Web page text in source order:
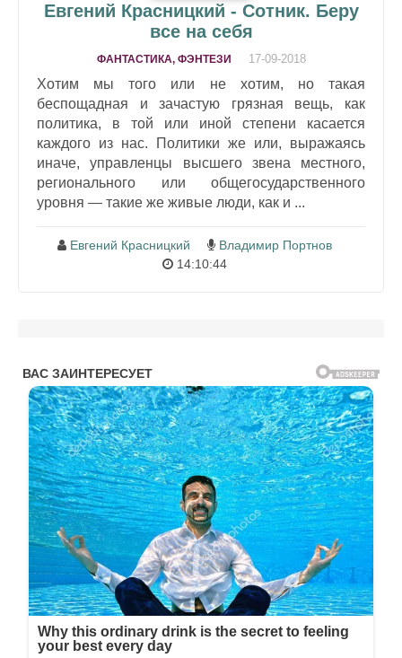
Евгений Красницкий - Сотник. Беру
все на себя
ФАНТАСТИКА, ФЭНТЕЗИ 17-09-2018
Хотим мы того или не хотим, но такая
беспощадная и зачастую грязная вещь, как
политика, в той или иной степени касается
каждого из нас. Политики же или, выражаясь
иначе, управленцы высшего звена местного,
регионального или общегосударственного
уровня — такие же живые люди, как и ...
Евгений Красницкий
Владимир Портнов
14:10:44